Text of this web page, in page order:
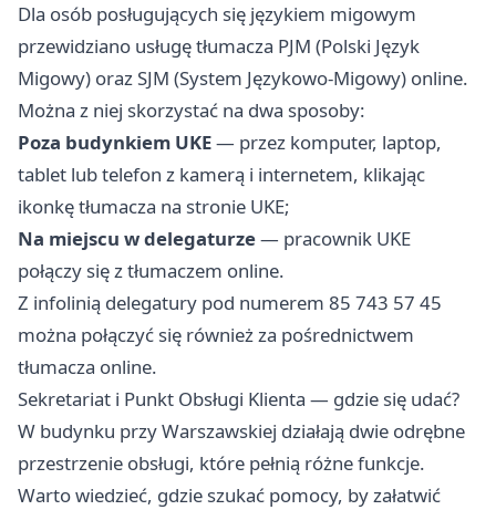
Dla osób posługujących się językiem migowym
przewidziano usługę tłumacza PJM (Polski Język
Migowy) oraz SJM (System Językowo-Migowy) online.
Można z niej skorzystać na dwa sposoby:
Poza budynkiem UKE— przez komputer, laptop,
tablet lub telefon z kamerą i internetem, klikając
ikonkę tłumacza na stronie UKE;
Na miejscu w delegaturze— pracownik UKE
połączy się z tłumaczem online.
Z infolinią delegatury pod numerem 85 743 57 45
można połączyć się również za pośrednictwem
tłumacza online.
Sekretariat i Punkt Obsługi Klienta — gdzie się udać?
W budynku przy Warszawskiej działają dwie odrębne
przestrzenie obsługi, które pełnią różne funkcje.
Warto wiedzieć, gdzie szukać pomocy, by załatwić